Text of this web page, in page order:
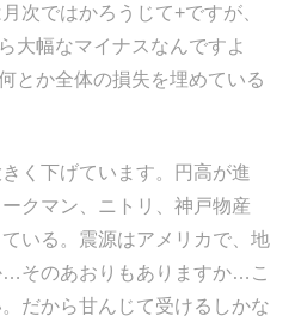
次ではかろうじて+ですが、
大幅なマイナスなんですよ
とか全体の損失を埋めている
く下げています。円高が進
クマン、ニトリ、神戸物産
いる。震源はアメリカで、地
そのあおりもありますか…こ
だから甘んじて受けるしかな